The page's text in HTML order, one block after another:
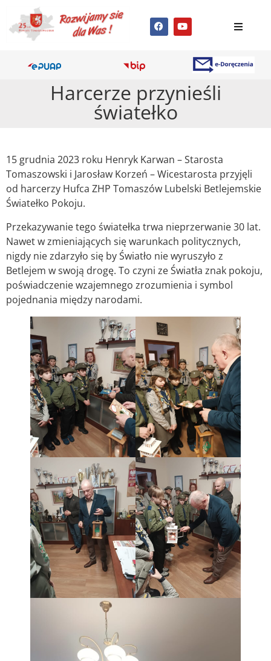
Harcerze przynieśli
światełko
15 grudnia 2023 roku Henryk Karwan – Starosta
Tomaszowski i Jarosław Korzeń – Wicestarosta przyjęli
od harcerzy Hufca ZHP Tomaszów Lubelski Betlejemskie
Światełko Pokoju.
Przekazywanie tego światełka trwa nieprzerwanie 30 lat.
Nawet w zmieniających się warunkach politycznych,
nigdy nie zdarzyło się by Światło nie wyruszyło z
Betlejem w swoją drogę. To czyni ze Światła znak pokoju,
poświadczenie wzajemnego zrozumienia i symbol
pojednania między narodami.